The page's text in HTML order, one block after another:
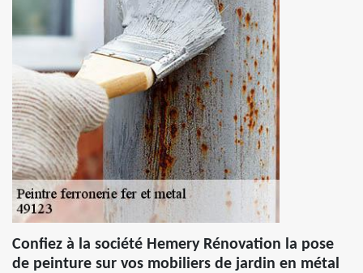
Confiez à la société Hemery Rénovation la pose
de peinture sur vos mobiliers de jardin en métal